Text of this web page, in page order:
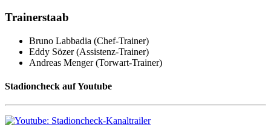
Trainerstaab
Bruno Labbadia (Chef-Trainer)
Eddy Sözer (Assistenz-Trainer)
Andreas Menger (Torwart-Trainer)
Stadioncheck auf Youtube